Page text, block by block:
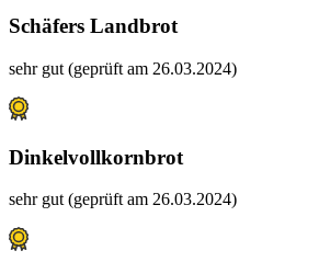
Schäfers Landbrot
sehr gut (geprüft am 26.03.2024)
Dinkelvollkornbrot
sehr gut (geprüft am 26.03.2024)